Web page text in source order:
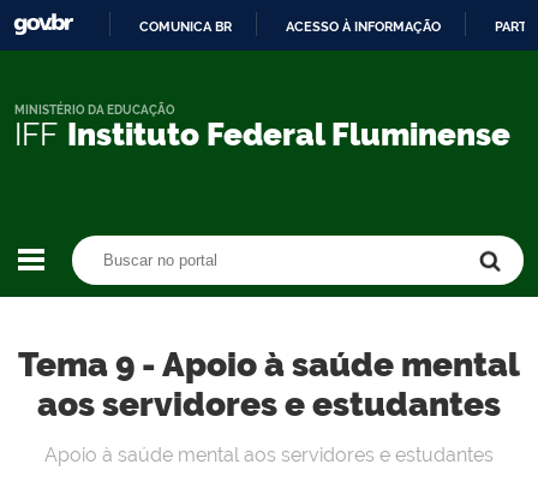
CONTEÚDO
COMUNICA BR ACESSO À INFORMAÇÃO
IFF Instituto Federal Fluminense
MINISTÉRIO DA EDUCAÇÃO
Tema 9 - Apoio à saúde mental
aos servidores e estudantes
Apoio à saúde mental aos servidores e estudantes